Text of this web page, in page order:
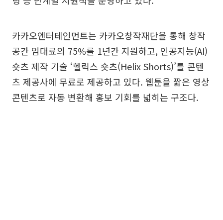
카카오엔터테인먼트는 카카오창작재단을 통해 창작
공간 임대료의 75%를 1년간 지원하고, 인공지능(AI)
숏츠 제작 기술 ‘헬릭스 숏츠(Helix Shorts)’를 콘텐
츠 제공사에 무료로 제공하고 있다. 웹툰을 짧은 영상
콘텐츠로 자동 변환해 홍보 기회를 넓히는 구조다.